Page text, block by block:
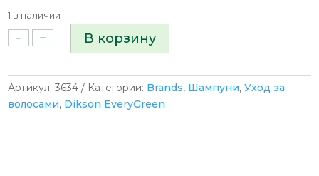
1 в наличии
-
Количество
Shampoo
Anti
+ В корзину
Артикул:3634 Категории: Brands, Шампуни,Уход за
волосами, Dikson EveryGreen